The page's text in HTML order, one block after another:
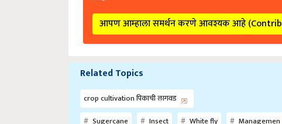
आपण आम्हाला समर्थन करणे आवश्यक आहे
Related Topics
crop cultivation पिकाची लागवड
Sugercane
Insect White fly Managemen